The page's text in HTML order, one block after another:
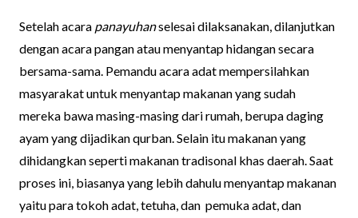
Setelah acara panayuhanselesai dilaksanakan, dilanjutkan
dengan acara pangan atau menyantap hidangan secara
bersama-sama. Pemandu acara adat mempersilahkan
masyarakat untuk menyantap makanan yang sudah
mereka bawa masing-masing dari rumah, berupa daging
ayam yang dijadikan qurban. Selain itu makanan yang
dihidangkan seperti makanan tradisonal khas daerah. Saat
proses ini, biasanya yang lebih dahulu menyantap makanan
yaitu para tokoh adat, tetuha, dan pemuka adat, dan